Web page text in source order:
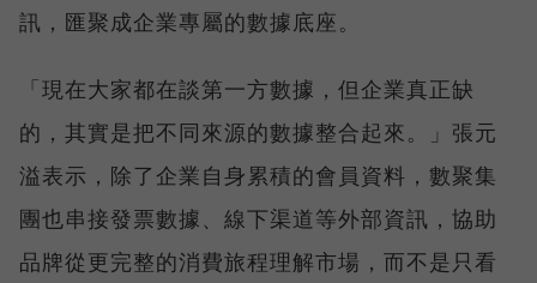
訊，匯聚成企業專屬的數據底座。
「現在大家都在談第一方數據，但企業真正缺
的，其實是把不同來源的數據整合起來。」張元
溢表示，除了企業自身累積的會員資料，數聚集
團也串接發票數據、線下渠道等外部資訊，協助
品牌從更完整的消費旅程理解市場，而不是只看